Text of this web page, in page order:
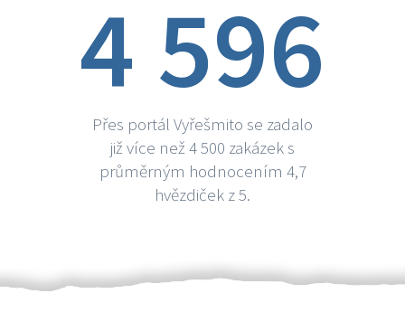
4 596
Přes portál Vyřešmito se zadalo
již více než 4 500 zakázek s
průměrným hodnocením 4,7
hvězdiček z 5.